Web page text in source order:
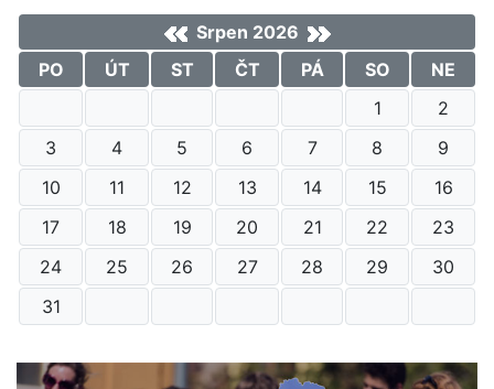
Srpen 2026
PO
ÚT ST ČT PÁ SO
NE
1
2
3
4 5 6 7 8
9
10
11 12 13 14 15
16
17
18 19 20 21 22
23
24
25 26 27 28 29
30
31